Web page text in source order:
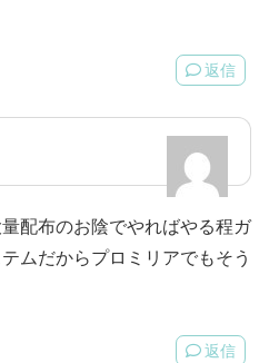
返信
配布のお陰でやればやる程ガ
ムだからプロミリアでもそう
返信